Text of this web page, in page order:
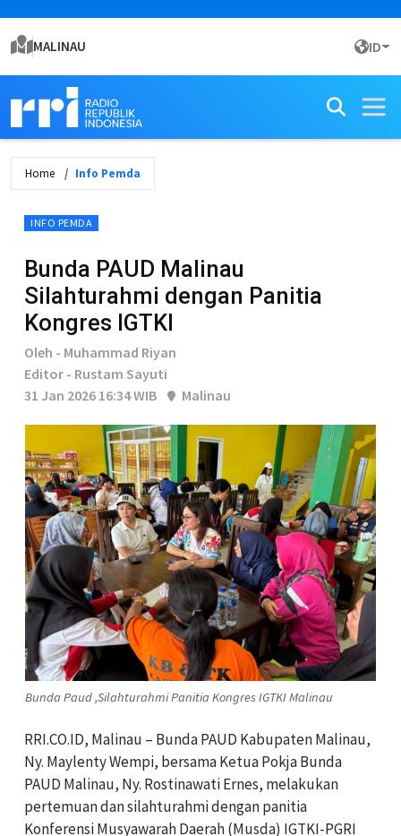
MALINAU ID
Home Info Pemda
INFO PEMDA
Bunda PAUD Malinau
Silahturahmi dengan Panitia
Kongres IGTKI
Oleh - Muhammad Riyan
Editor - Rustam Sayuti
31 Jan 2026 16:34 WIB
Malinau
Bunda Paud ,Silahturahmi Panitia Kongres IGTKI Malinau
RRI.CO.ID, Malinau – Bunda PAUD Kabupaten Malinau,
Ny. Maylenty Wempi, bersama Ketua Pokja Bunda
PAUD Malinau, Ny. Rostinawati Ernes, melakukan
pertemuan dan silahturahmi dengan panitia
Konferensi Musyawarah Daerah (Musda) IGTKI-PGRI